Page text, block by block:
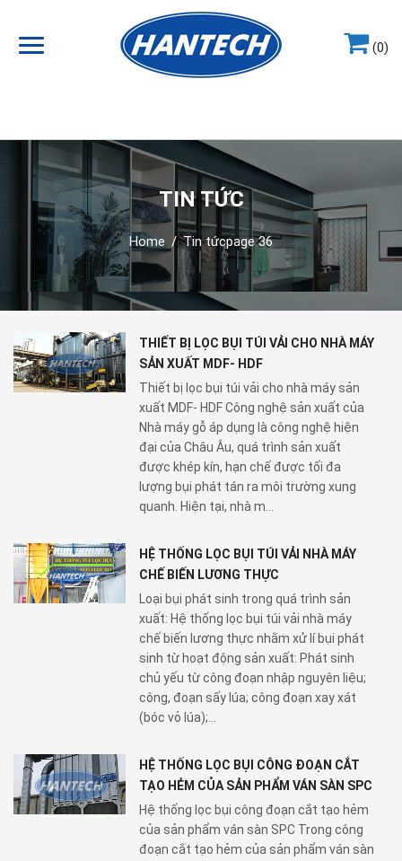
(0)
TIN TỨC
Home / Tin tứcpage 36
THIẾT BỊ LỌC BỤI TÚI VẢI CHO NHÀ MÁY
SẢN XUẤT MDF- HDF
Thiết bị lọc bụi túi vải cho nhà máy sản
xuất MDF- HDF Công nghệ sản xuất của
Nhà máy gỗ áp dụng là công nghệ hiện
đại của Châu Âu, quá trình sản xuất
được khép kín, hạn chế được tối đa
lượng bụi phát tán ra môi trường xung
quanh. Hiện tại, nhà m...
HỆ THỐNG LỌC BỤI TÚI VẢI NHÀ MÁY
CHẾ BIẾN LƯƠNG THỰC
Loại bụi phát sinh trong quá trình sản
xuất: Hệ thống lọc bụi túi vải nhà máy
chế biến lương thực nhằm xử lí bụi phát
sinh từ hoạt động sản xuất: Phát sinh
chủ yếu từ công đoạn nhập nguyên liệu;
công, đoạn sấy lúa; công đoạn xay xát
(bóc vỏ lúa);...
HỆ THỐNG LỌC BỤI CÔNG ĐOẠN CẮT
TẠO HẺM CỦA SẢN PHẨM VÁN SÀN SPC
Hệ thống lọc bụi công đoạn cắt tạo hẻm
của sản phẩm ván sàn SPC Trong công
đoạn cắt tạo hẻm của sản phẩm ván sàn